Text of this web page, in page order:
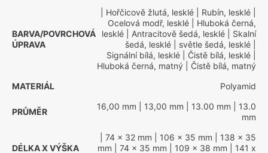
BARVA/POVRCHOVÁ
ÚPRAVA
| Hořčicově žlutá, lesklé | Rubín, lesklé
Ocelová modř, lesklé | Hluboká černá,
lesklé | Antracitově šedá, lesklé | Skalní
šedá, lesklé | světle šedá, lesklé
Signální bílá, lesklé | Čistě bílá, lesklé
Hluboká černá, matný | Čistě bílá, matný
MATERIÁL
Polyamid
PRŮMĚR
16,00 mm | 13,00 mm | 13.00 mm | 13.0
mm
DÉLKA X VÝŠKA
| 74 x 32 mm | 106 x 35 mm | 138 x 35
mm | 74 x 35 mm | 109 x 38 mm | 141 x